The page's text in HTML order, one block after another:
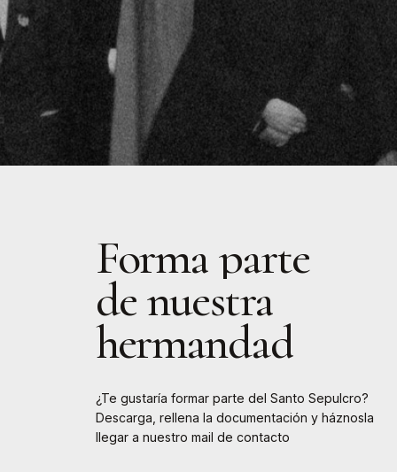
Formaparte
denuestra
hermandad
¿Te gustaría formar parte del Santo Sepulcro?
Descarga, rellena la documentación y háznosla
llegar a nuestro mail de contacto